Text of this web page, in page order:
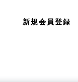
新規会員登録